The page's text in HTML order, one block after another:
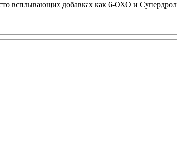
всплывающих добавках как 6-ОХО и Супердрол